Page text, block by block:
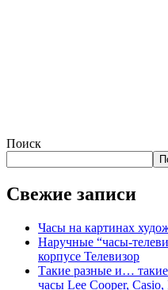
Поиск
Свежие записи
Часы на картинах
Наручные “часы-
корпусе Телевизор
Такие разные и…
часы Lee Cooper, Casio,